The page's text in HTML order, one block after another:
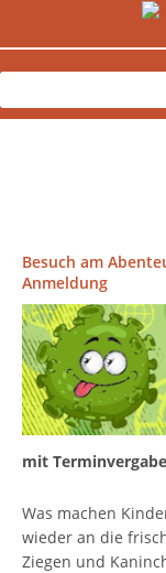
Besuch am
Anmeldung
mit Terminvergabe
Was machen
wieder an die
Ziegen und